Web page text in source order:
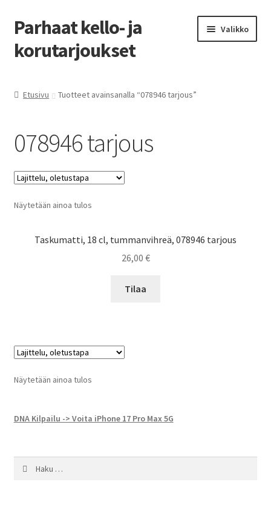
Siirry
navigointiin
Siirry
sisältöön
Parhaat kello- ja
korutarjoukset
Valikko
Etusivu Tuotteet avainsanalla “078946 tarjous”
078946 tarjous
Näytetään ainoa tulos
Taskumatti, 18 cl, tummanvihreä, 078946 tarjous
26,00 €
Tilaa
Näytetään ainoa tulos
DNA Kilpailu -> Voita iPhone 17 Pro Max 5G